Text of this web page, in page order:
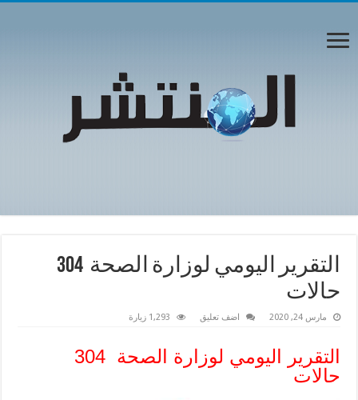
حالات
مارس 24, 2020 اضف تعليق 1,293 زيارة
حالات